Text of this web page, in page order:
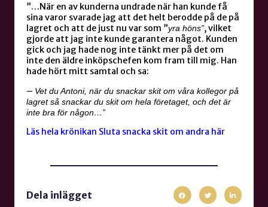
”…När en av kunderna undrade när han kunde få
sina varor svarade jag att det helt berodde på de på
lagret och att de just nu var som ”yra höns”, vilket
gjorde att jag inte kunde garantera något. Kunden
gick och jag hade nog inte tänkt mer på det om
inte den äldre inköpschefen kom fram till mig. Han
hade hört mitt samtal och sa:
– Vet du Antoni, när du snackar skit om våra kollegor på
lagret så snackar du skit om hela företaget, och det är
inte bra för någon…”
Läs hela krönikan Sluta snacka skit om andra här
Dela inlägget